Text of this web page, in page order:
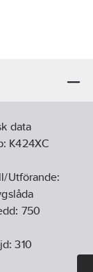
data
K424XC
Utförande:
750
310